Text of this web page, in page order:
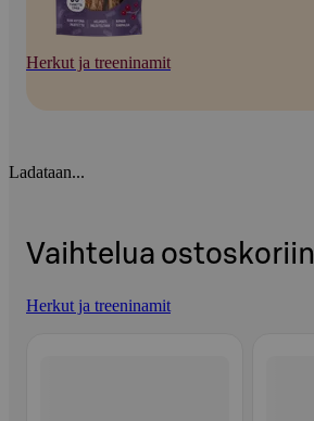
Herkut ja treeninamit
Ladataan...
Vaihtelua ostoskoriin
Herkut ja treeninamit